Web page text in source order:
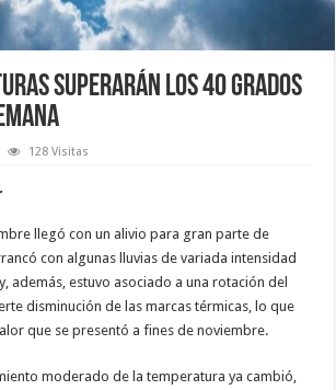
superarán los 40 grados
128 Visitas
llegó con un alivio para gran parte de
con algunas lluvias de variada intensidad
además, estuvo asociado a una rotación del
disminución de las marcas térmicas, lo que
que se presentó a fines de noviembre.
moderado de la temperatura ya cambió,